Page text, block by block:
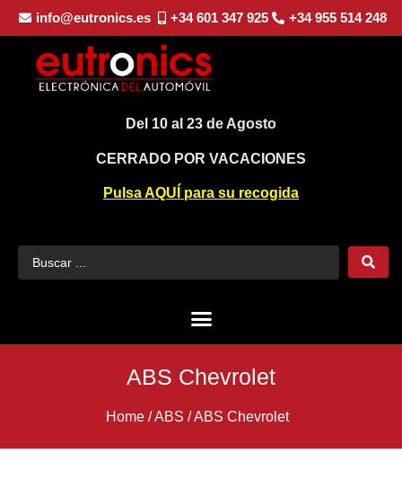
info@eutronics.es +34 601 347 925 +34 955 514 248
Del 10 al 23 de Agosto
CERRADO POR VACACIONES
Pulsa AQUÍ para su recogida
ABS Chevrolet
Home/ABS /ABS Chevrolet